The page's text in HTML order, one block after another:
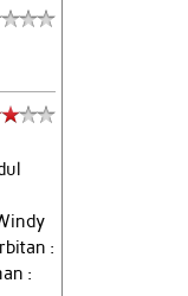
:
: